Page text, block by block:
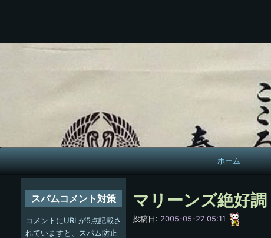
メ
イ
ホーム
マリーンズ絶好調
投稿日: 2005-05-27 05:11
スパムコメント対策
コメントにURLが5点記載さ
れていますと、スパム防止